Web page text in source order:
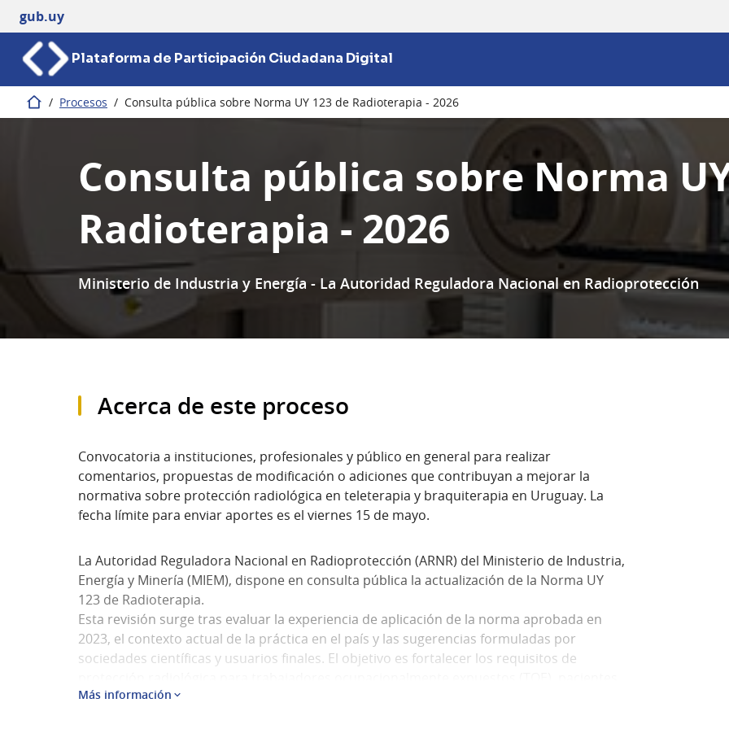
gub.uy
Plataforma de Participación Ciudadana Digital
Inicio / Procesos / Consulta pública sobre Norma UY 123 de Radioterapia - 2026
Consulta pública sobre Norma
Radioterapia - 2026
Ministerio de Industria y Energía - La Autoridad Reguladora Nacional en Radioprotección
Acerca de este proceso
Convocatoria a instituciones, profesionales y público en general para realizar
comentarios, propuestas de modificación o adiciones que contribuyan a mejorar la
normativa sobre protección radiológica en teleterapia y braquiterapia en Uruguay. La
fecha límite para enviar aportes es el viernes 15 de mayo.
La Autoridad Reguladora Nacional en Radioprotección (ARNR) del Ministerio de Industria,
Energía y Minería (MIEM), dispone en consulta pública la actualización de la Norma UY
123 de Radioterapia.
Esta revisión surge tras evaluar la experiencia de aplicación de la norma aprobada en
2023, el contexto actual de la práctica en el país y las sugerencias formuladas por
sociedades científicas y usuarios finales. El objetivo es fortalecer los requisitos de
y público en general.
Más información